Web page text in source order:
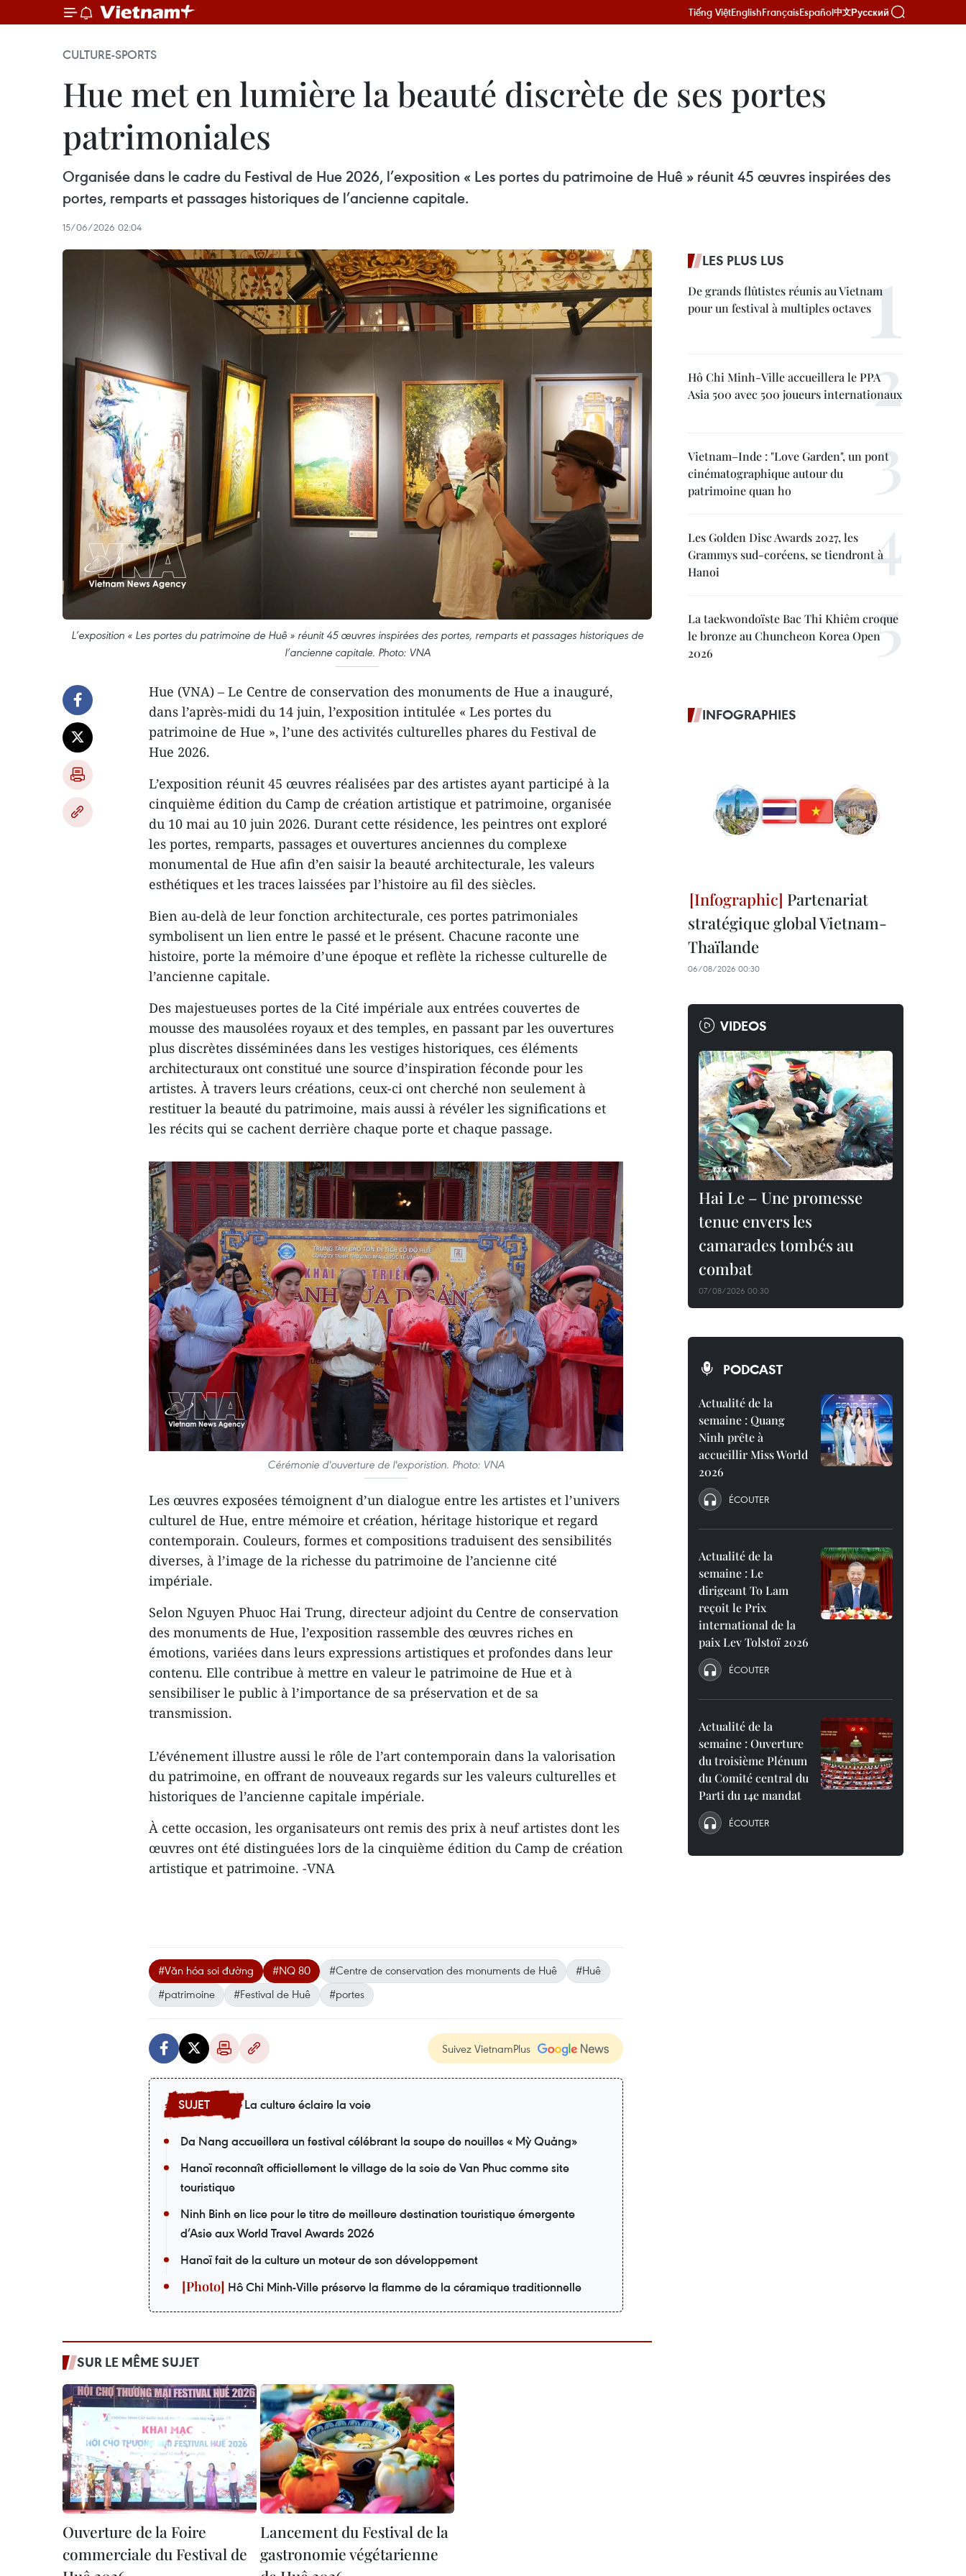
Tiếng ViệtEnglishFrançaisEspañol中文Русский
CULTURE-SPORTS
Hue met en lumière la beauté discrète de ses portes
patrimoniales
Organisée dans le cadre du Festival de Hue 2026, l’exposition « Les portes du patrimoine de Huê » réunit 45 œuvres inspirées des
portes, remparts et passages historiques de l’ancienne capitale.
15/06/2026 02:04
L’exposition « Les portes du patrimoine de Huê » réunit 45 œuvres inspirées des portes, remparts et passages historiques de
l’ancienne capitale. Photo: VNA
Hue (VNA) – Le Centre de conservation des monuments de Hue a inauguré,
dans l’après-midi du 14 juin, l’exposition intitulée « Les portes du
patrimoine de Hue », l’une des activités culturelles phares du Festival de
Hue 2026.
L’exposition réunit 45 œuvres réalisées par des artistes ayant participé à la
cinquième édition du Camp de création artistique et patrimoine, organisée
du 10 mai au 10 juin 2026. Durant cette résidence, les peintres ont exploré
les portes, remparts, passages et ouvertures anciennes du complexe
monumental de Hue afin d’en saisir la beauté architecturale, les valeurs
esthétiques et les traces laissées par l’histoire au fil des siècles.
Bien au-delà de leur fonction architecturale, ces portes patrimoniales
symbolisent un lien entre le passé et le présent. Chacune raconte une
histoire, porte la mémoire d’une époque et reflète la richesse culturelle de
l’ancienne capitale.
Des majestueuses portes de la Cité impériale aux entrées couvertes de
mousse des mausolées royaux et des temples, en passant par les ouvertures
plus discrètes disséminées dans les vestiges historiques, ces éléments
architecturaux ont constitué une source d’inspiration féconde pour les
artistes. À travers leurs créations, ceux-ci ont cherché non seulement à
restituer la beauté du patrimoine, mais aussi à révéler les significations et
les récits qui se cachent derrière chaque porte et chaque passage.
Cérémonie d'ouverture de l'exporistion. Photo: VNA
Les œuvres exposées témoignent d’un dialogue entre les artistes et l’univers
culturel de Hue, entre mémoire et création, héritage historique et regard
contemporain. Couleurs, formes et compositions traduisent des sensibilités
diverses, à l’image de la richesse du patrimoine de l’ancienne cité
impériale.
Selon Nguyen Phuoc Hai Trung, directeur adjoint du Centre de conservation
des monuments de Hue, l’exposition rassemble des œuvres riches en
émotions, variées dans leurs expressions artistiques et profondes dans leur
contenu. Elle contribue à mettre en valeur le patrimoine de Hue et à
sensibiliser le public à l’importance de sa préservation et de sa
transmission.
L’événement illustre aussi le rôle de l’art contemporain dans la valorisation
du patrimoine, en offrant de nouveaux regards sur les valeurs culturelles et
historiques de l’ancienne capitale impériale.
À cette occasion, les organisateurs ont remis des prix à neuf artistes dont les
œuvres ont été distinguées lors de la cinquième édition du Camp de création
artistique et patrimoine. -VNA
#Văn hóa soi đường #NQ 80 #Centre de conservation des monuments de Huê
#Huê
#patrimoine
#Festival de Huê #portes
Suivez VietnamPlus
La culture éclaire la voie
Da Nang accueillera un festival célébrant la soupe de nouilles « Mỳ Quảng»
Hanoï reconnaît officiellement le village de la soie de Van Phuc comme site
touristique
Ninh Binh en lice pour le titre de meilleure destination touristique émergente
d’Asie aux World Travel Awards 2026
Hanoï fait de la culture un moteur de son développement
Hô Chi Minh-Ville préserve la flamme de la céramique traditionnelle
SUR LE MÊME SUJET
Ouverture de la Foire
commerciale du Festival de
Lancement du Festival de la
gastronomie végétarienne
LES PLUS LUS
De grands flûtistes réunis au Vietnam
pour un festival à multiples octaves
Hô Chi Minh-Ville accueillera le PPA
Asia 500 avec 500 joueurs internationaux
Vietnam–Inde : "Love Garden", un pont
cinématographique autour du
patrimoine quan ho
Les Golden Disc Awards 2027, les
Grammys sud-coréens, se tiendront à
Hanoi
La taekwondoïste Bac Thi Khiêm croque
le bronze au Chuncheon Korea Open
2026
INFOGRAPHIES
Partenariat
stratégique global Vietnam-
Thaïlande
06/08/2026 00:30
VIDEOS
Hai Le – Une promesse
tenue envers les
camarades tombés au
combat
07/08/2026 00:30
PODCAST
Actualité de la
semaine : Quang
Ninh prête à
accueillir Miss World
2026
ÉCOUTER
Actualité de la
semaine : Le
dirigeant To Lam
reçoit le Prix
international de la
paix Lev Tolstoï 2026
ÉCOUTER
Actualité de la
semaine : Ouverture
du troisième Plénum
du Comité central du
Parti du 14e mandat
ÉCOUTER